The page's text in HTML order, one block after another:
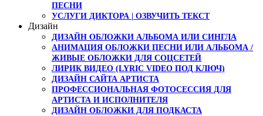
ПЕСНИ
УСЛУГИ ДИКТОРА | ОЗВУЧИТЬ ТЕКСТ
Дизайн
ДИЗАЙН ОБЛОЖКИ АЛЬБОМА ИЛИ СИНГЛА
АНИМАЦИЯ ОБЛОЖКИ ПЕСНИ ИЛИ АЛЬБОМА /
ЖИВЫЕ ОБЛОЖКИ ДЛЯ СОЦСЕТЕЙ
ЛИРИК ВИДЕО (LYRIC VIDEO ПОД КЛЮЧ)
ДИЗАЙН САЙТА АРТИСТА
ПРОФЕССИОНАЛЬНАЯ ФОТОСЕССИЯ ДЛЯ
АРТИСТА И ИСПОЛНИТЕЛЯ
ДИЗАЙН ОБЛОЖКИ ДЛЯ ПОДКАСТА